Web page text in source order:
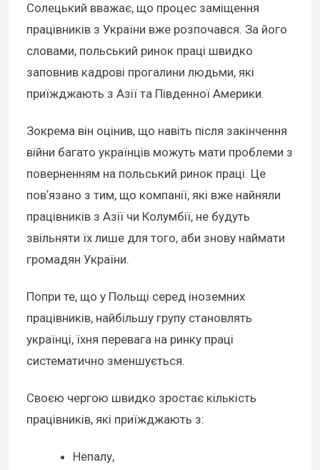
Солецький вважає, що процес заміщення
працівників з України вже розпочався. За його
словами, польський ринок праці швидко
заповнив кадрові прогалини людьми, які
приїжджають з Азії та Південної Америки.
Зокрема він оцінив, що навіть після закінчення
війни багато українців можуть мати проблеми з
поверненням на польський ринок праці. Це
повʼязано з тим, що компанії, які вже найняли
працівників з Азії чи Колумбії, не будуть
звільняти їх лише для того, аби знову наймати
громадян України.
Попри те, що у Польщі серед іноземних
працівників, найбільшу групу становлять
українці, їхня перевага на ринку праці
систематично зменшується.
Своєю чергою швидко зростає кількість
працівників, які приїжджають з:
Непалу,